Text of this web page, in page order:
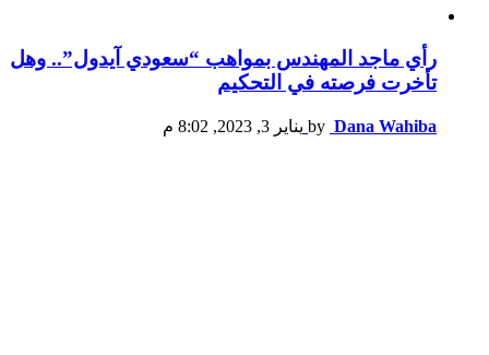
رأي ماجد المهندس بمواهب “سعودي آيدول”.. وهل
تأخرت فرصته في التحكيم
by Dana Wahiba يناير 3, 2023, 8:02 م